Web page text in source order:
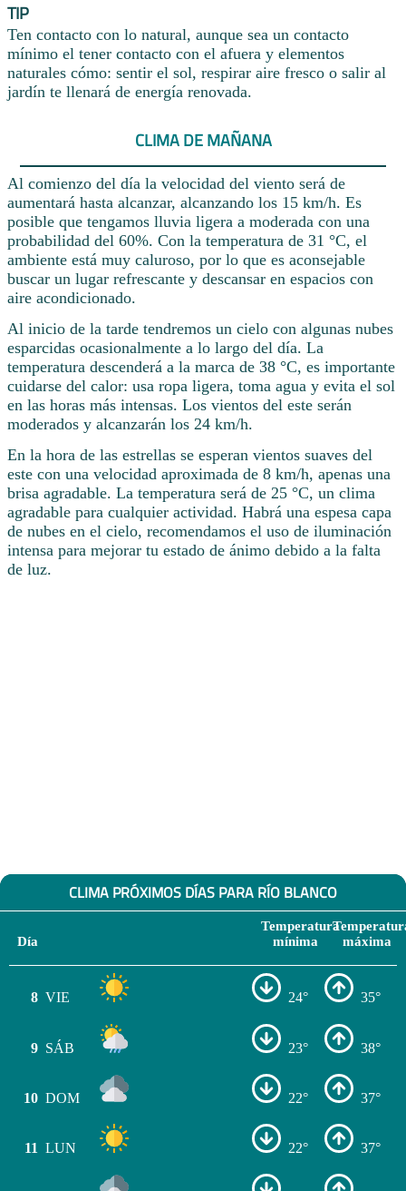
TIP
Ten contacto con lo natural, aunque sea un contacto
mínimo el tener contacto con el afuera y elementos
naturales cómo: sentir el sol, respirar aire fresco o salir al
jardín te llenará de energía renovada.
CLIMA DE MAÑANA
Al comienzo del día la velocidad del viento será de
aumentará hasta alcanzar, alcanzando los 15 km/h. Es
posible que tengamos lluvia ligera a moderada con una
probabilidad del 60%. Con la temperatura de 31 °C, el
ambiente está muy caluroso, por lo que es aconsejable
buscar un lugar refrescante y descansar en espacios con
aire acondicionado.
Al inicio de la tarde tendremos un cielo con algunas nubes
esparcidas ocasionalmente a lo largo del día. La
temperatura descenderá a la marca de 38 °C, es importante
cuidarse del calor: usa ropa ligera, toma agua y evita el sol
en las horas más intensas. Los vientos del este serán
moderados y alcanzarán los 24 km/h.
En la hora de las estrellas se esperan vientos suaves del
este con una velocidad aproximada de 8 km/h, apenas una
brisa agradable. La temperatura será de 25 °C, un clima
agradable para cualquier actividad. Habrá una espesa capa
de nubes en el cielo, recomendamos el uso de iluminación
intensa para mejorar tu estado de ánimo debido a la falta
de luz.
CLIMA PRÓXIMOS DÍAS PARA RÍO BLANCO
Día
Temperatura
mínima
máxima
8 VIE 24° 35°
9 SÁB 23° 38°
10 DOM 22° 37°
11 LUN 22° 37°